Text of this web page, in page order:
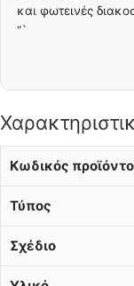
και φωτεινές
“`
Κωδικός
Τύπος
Σχέδιο